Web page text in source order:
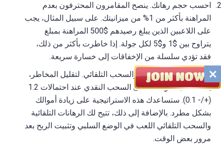
احسب حجم رهانك. ينصح المقامرون المحترفون بعدم
المراهنة بأكثر من 1% من ميزانيتك. على سبيل المثال، يجب
على اللاعبين الذين يبلغ رصيدهم $500 المراهنة بمبلغ
يتراوح بين $1 و$5 لكل جولة. إذا خاطرت بأكثر من ذلك،
فقد تؤدي سلسلة من الإخفاقات إلى خسارة سريعة.
استخدم اللعب التلقائي والسحب التلقائي. لتقليل المخاطر،
يمكنك ضبط أرباحك على السحب النقدي عند احتمالات 1.2
(+/- 0.1). ستساعدك هذه الاستراتيجية على زيادة أموالك
بشكل مطرد. بالإضافة إلى ذلك، تتيح لك الرهانات التلقائية
والسحب التلقائي اللعب في الوضع السلبي وتثبيت الربح بعد
مرور بعض الوقت.